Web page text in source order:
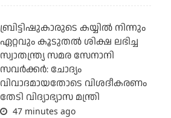
ബ്രിട്ടിഷുകാരുടെ കയ്യില്‍ നിന്നും
ഏറ്റവും കൂടുതല്‍ ശിക്ഷ ലഭിച്ച
സ്വാതന്ത്ര്യ സമര സേനാനി
സവര്‍ക്കര്‍: ചോദ്യം
വിവാദമായതോടെ വിശദീകരണം
തേടി വിദ്യാഭ്യാസ മന്ത്രി
47 minutes ago